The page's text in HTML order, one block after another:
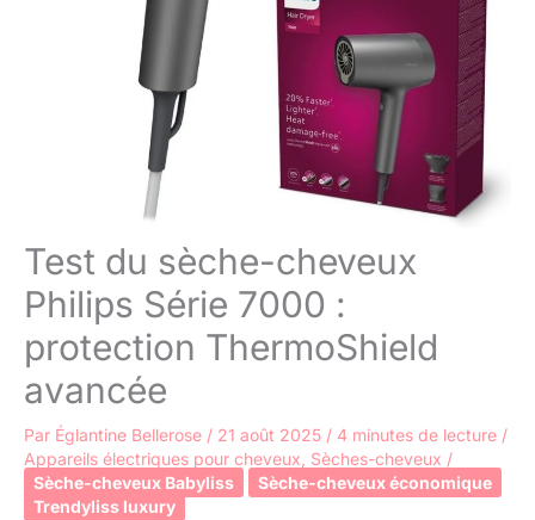
Test du sèche-cheveux
Philips Série 7000 :
protection ThermoShield
avancée
Par Églantine Bellerose / 21 août 2025 / 4 minutes de lecture /
Appareils électriques pour cheveux Sèches-cheveux /
Sèche-cheveux Babyliss
Sèche-cheveux économique
Trendyliss luxury